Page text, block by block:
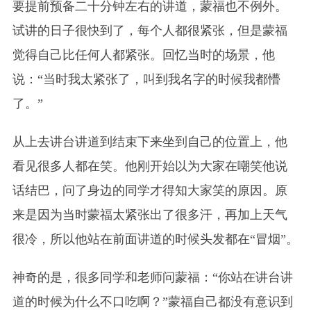
要提前预备二十分钟左右的讲道，蒙福也不例外。
试讲的日子很快到了，每个人都很紧张，但是蒙福
觉得自己比任何人都紧张。回忆当时的场景，他
说：“当时我太紧张了，叫到我名字的时候我都懵
了。”
从上去讲台讲道到结束下来坐到自己的位置上，他
看见很多人都在笑。他刚开始以为大家在嘲笑他说
话结巴，问了身边的同学才得知大家笑的原因。原
来是因为当时蒙福太紧张出了很多汗，再加上天气
很冷，所以他站在前面讲道的时候头发都在“冒烟”。
神奇的是，很多同学和老师问蒙福：“你站在讲台讲
道的时候为什么不口吃啊？”蒙福自己都没有意识到